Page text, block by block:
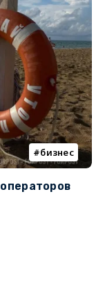
бизнес